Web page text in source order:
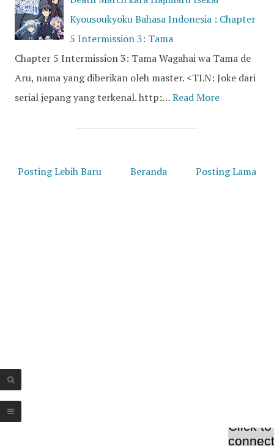
Kyousoukyoku Bahasa Indonesia : Chapter
5 Intermission 3: Tama
Chapter 5 Intermission 3: Tama Wagahai wa Tama de
Aru, nama yang diberikan oleh master. <TLN: Joke dari
serial jepang yang terkenal. http:…Read More
Posting Lebih Baru Posting Lama
Beranda